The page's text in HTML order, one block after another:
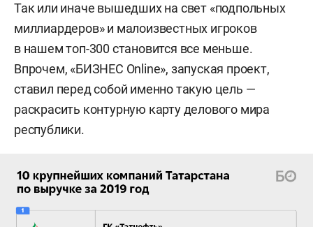
Так или иначе вышедших на свет «подпольных
миллиардеров» и малоизвестных игроков
в нашем топ-300 становится все меньше.
Впрочем, «БИЗНЕС Online», запуская проект,
ставил перед собой именно такую цель —
раскрасить контурную карту делового мира
республики.